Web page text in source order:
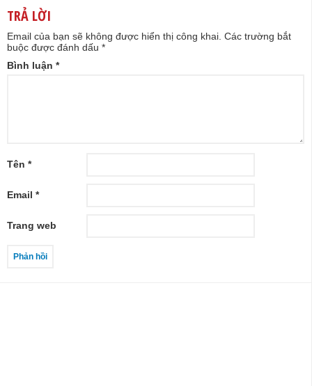
TRẢ LỜI
Email của bạn sẽ không được hiển thị công khai. Các trường bắt
buộc được đánh dấu *
Bình luận *
Tên *
Email *
Trang web